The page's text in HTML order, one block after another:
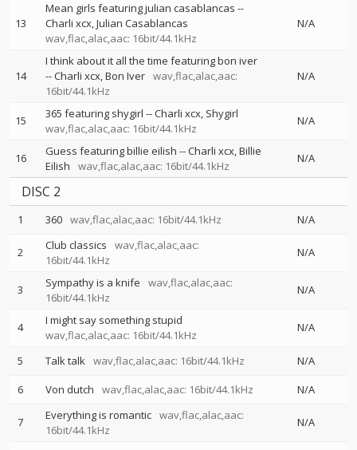
13
Mean girls featuring julian casablancas --
Charli xcx Julian Casablancas
wav,flac,alac,aac: 16bit/44.1kHz
N/A
14
I think about it all the time featuring bon iver
--Charli xcx Bon Iver wav,flac,alac,aac:
16bit/44.1kHz
N/A
15 365 featuring shygirl --Charli xcx Shygirl
wav,flac,alac,aac: 16bit/44.1kHz
N/A
16 Guess featuring billie eilish --Charli xcx Billie
Eilish
wav,flac,alac,aac: 16bit/44.1kHz
N/A
DISC 2
1 360 wav,flac,alac,aac: 16bit/44.1kHz N/A
2 Club classics
wav,flac,alac,aac:
16bit/44.1kHz
N/A
3 Sympathy is a knife
wav,flac,alac,aac:
16bit/44.1kHz
N/A
4
I might say something stupid
wav,flac,alac,aac: 16bit/44.1kHz
N/A
5 Talk talk wav,flac,alac,aac: 16bit/44.1kHz
N/A
6
Von dutch wav,flac,alac,aac: 16bit/44.1kHz N/A
7 Everything is romantic wav,flac,alac,aac:
16bit/44.1kHz
N/A